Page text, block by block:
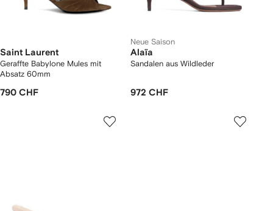
Saint Laurent
Geraffte Babylone Mules mit
Absatz 60mm
790 CHF
Neue Saison
Alaïa
Sandalen aus Wildleder
972 CHF